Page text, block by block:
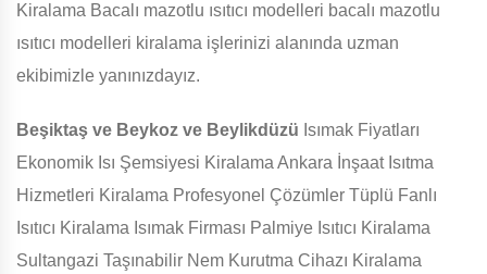
Kiralama Bacalı mazotlu ısıtıcı modelleri bacalı mazotlu
ısıtıcı modelleri kiralama işlerinizi alanında uzman
ekibimizle yanınızdayız.
Beşiktaş ve Beykoz ve Beylikdüzü Isımak Fiyatları
Ekonomik Isı Şemsiyesi Kiralama Ankara İnşaat Isıtma
Hizmetleri Kiralama Profesyonel Çözümler Tüplü Fanlı
Isıtıcı Kiralama Isımak Firması Palmiye Isıtıcı Kiralama
Sultangazi Taşınabilir Nem Kurutma Cihazı Kiralama